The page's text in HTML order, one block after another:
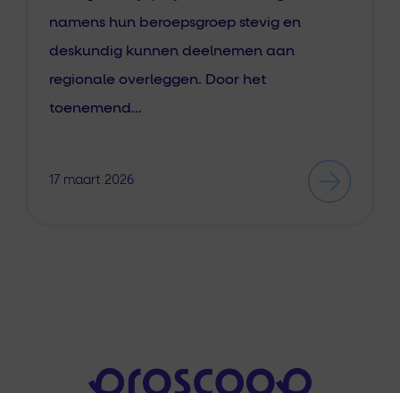
namens hun beroepsgroep stevig en
deskundig kunnen deelnemen aan
regionale overleggen. Door het
toenemend…
17 maart 2026